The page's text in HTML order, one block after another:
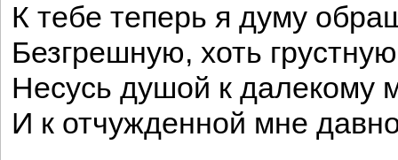
К тебе теперь я думу
Безгрешную, хоть
Несусь душой к далекому
И к отчужденной мне